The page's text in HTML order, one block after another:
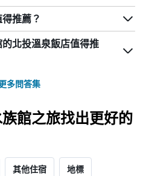
推薦？
北投溫泉飯店值得推
多問答集
館之旅找出更好的
其他住宿 地標